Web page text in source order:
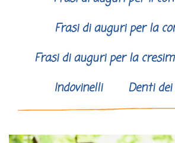
Frasi di auguri per la
Frasi di auguri per la
Indovinelli
Denti